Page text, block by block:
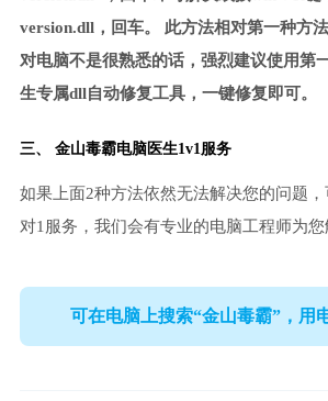
version.dll，回车。 此方法相对第一种方
对电脑不是很熟悉的话，强烈建议使用第
生专属dll自动修复工具，一键修复即可。
三、 金山毒霸电脑医生1v1服务
如果上面2种方法依然无法解决您的问题
对1服务，我们会有专业的电脑工程师为您
可在电脑上搜索“金山毒霸”，用